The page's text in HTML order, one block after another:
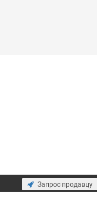
Запрос продавцу